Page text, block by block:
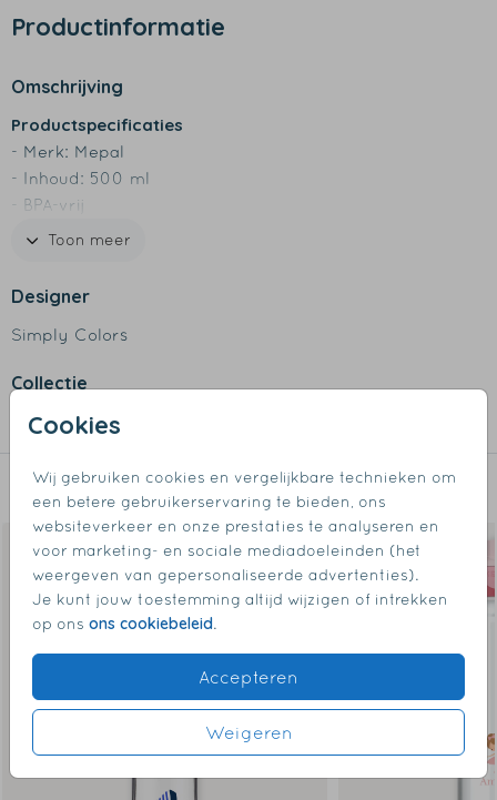
Cookies
Wij gebruiken cookies en vergelijkbare technieken om
een betere gebruikerservaring te bieden, ons
websiteverkeer en onze prestaties te analyseren en
voor marketing- en sociale mediadoeleinden (het
weergeven van gepersonaliseerde advertenties).
Je kunt jouw toestemming altijd wijzigen of intrekken
op ons ons cookiebeleid.
Accepteren
Weigeren
Productinformatie
Omschrijving
Productspecificaties
- Merk: Mepal
- Inhoud: 500 ml
- BPA-vrij
- Lekdicht
- Bij voorkeur afwassen met de hand of tot 60 graden
in de vaatwasser
Toon meer
Designer
Simply Colors
Collectie
Waterflessen
Dit vind je misschien ook leuk